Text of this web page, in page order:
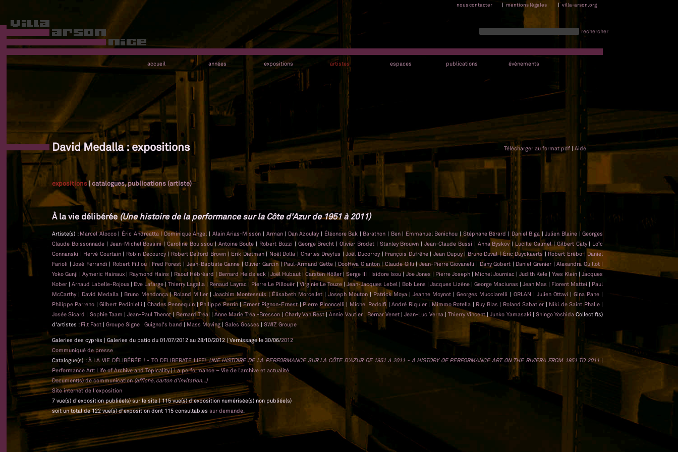
nous contacter | mentions légales | villa-arson.org
rechercher
accueil années expositions artistes espaces publications événements
David Medalla : expositions Télécharger au format pdf | Aide
expositions|catalogues, publications (artiste)
À la vie délibérée(Une histoire de la performance sur la Côte d'Azur de 1951 à 2011)
Artiste(s) : Marcel Alocco | Éric Andreatta |Dominique Angel | Alain Arias-Misson | Arman | Dan Azoulay | Éléonore Bak | Barathon | Ben | Emmanuel Benichou |Stéphane Bérard | Daniel Biga |Julien Blaine |Georges
Claude Boissonnade | Jean-Michel Bossini|Caroline Bouissou|Antoine Boute | Robert Bozzi | George Brecht |Olivier Brodet | Stanley Brouwn |Jean-Claude Bussi | Anna Byskov |Lucille Calmel|Gilbert Caty | Loïc
Connanski | Hervé Courtain | Robin Decourcy | Robert Delford Brown | Erik Dietman | Noël Dolla | Charles Dreyfus |Joël Ducorroy | François Dufrêne |Jean Dupuy | Bruno Duval|Éric Duyckaerts | Robert Erébo| Daniel
Farioli |José Ferrandi | Robert Filliou | Fred Forest | Jean-Baptiste Ganne |Olivier Garcin |Paul-Armand Gette| DooHwa Gianton|Claude Gilli|Jean-Pierre Giovanelli | Dany Gobert | Daniel Grenier |Alexandra Guillot |
Yoko Gunji |Aymeric Hainaux | Raymond Hains | Raoul Hébréard | Bernard Heidsieck | Joël Hubaut |Carsten Höller |Serge III | Isidore Isou | Joe Jones | Pierre Joseph | Michel Journiac |Judith Kele |Yves Klein |Jacques
Kober |Arnaud Labelle-Rojoux | Eve Lafarge|Thierry Lagalla | Renaud Layrac | Pierre Le Pillouër |Virginie Le Touze | Jean-Jacques Lebel | Bob Lens | Jacques Lizène | George Maciunas |Jean Mas | Florent Mattei | Paul
McCarthy | David Medalla | Bruno Mendonça|Roland Miller | Joachim Montessuis | Élisabeth Morcellet | Joseph Mouton|Patrick Moya |Jeanne Moynot |Georges Mucciarelli | ORLAN | Julien Ottavi |Gina Pane |
Philippe Parreno |Gilbert Pedinielli | Charles Pennequin|Philippe Perrin|Ernest Pignon-Ernest|Pierre Pinoncelli | Michel Redolfi |André Riquier | Mimmo Rotella | Ruy Blas | Roland Sabatier | Niki de Saint Phalle |
Josée Sicard | Sophie Taam | Jean-Paul Thenot| Bernard Tréal | Anne Marie Tréal-Bresson | Charly Van Rest |Annie Vautier | Bernar Venet |Jean-Luc Verna | Thierry Vincent|Junko Yamasaki | Shingo YoshidaCollectif(s)
d'artistes : Filt Fact | Groupe Signe | Guignol's band | Mass Moving | Sales Gosses | SWIZ Groupe
Galeries des cyprès | Galeries du patio du 01/07/2012 au 28/10/2012 | Vernissage le 30/06/2012
Communiqué de presse
Catalogue(s) : À LA VIE DÉLIBÉRÉE ! - TO DELIBERATE LIFE!UNE HISTOIRE DE LA PERFORMANCE SUR LA CÔTE D’AZUR DE 1951 à 2011 - A HISTORY OF PERFORMANCE ART ON THE RIVIERA FROM 1951 TO 2011 |
Performance Art: Life of Archive and Topicality|La performance – Vie de l’archive et actualité
Document(s) de communication(affiche, carton d'invitation...)
Site internet de l'exposition
7 vue(s) d'exposition publiée(s) sur le site | 115 vue(s) d'exposition numérisée(s) non publiée(s)
soit un total de 122 vue(s) d'exposition dont 115 consultables sur demande.